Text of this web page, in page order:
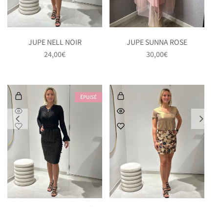
JUPE NELL NOIR
24,00€
JUPE SUNNA ROSE
30,00€
ÉPUISÉ